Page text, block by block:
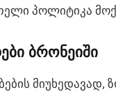
პოლიტიკა
ბრონეიში